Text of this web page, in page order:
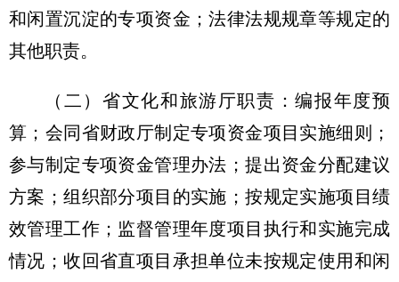
和闲置沉淀的专项资金；法律法规规章等规定的
其他职责。
（二）省文化和旅游厅职责：编报年度预
算；会同省财政厅制定专项资金项目实施细则；
参与制定专项资金管理办法；提出资金分配建议
方案；组织部分项目的实施；按规定实施项目绩
效管理工作；监督管理年度项目执行和实施完成
情况；收回省直项目承担单位未按规定使用和闲